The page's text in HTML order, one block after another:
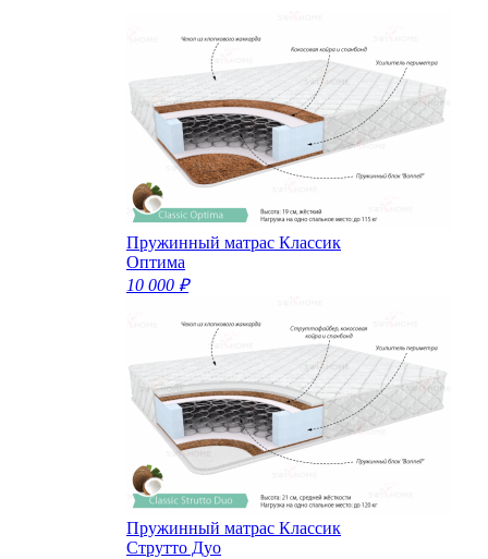
Пружинный матрас Классик
Оптима
10 000 ₽
Пружинный матрас Классик
Струтто Дуо